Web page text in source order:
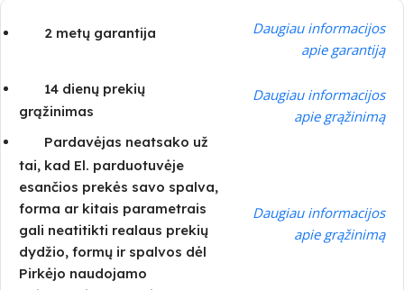
2 metų garantija
Daugiau informacijos
apie garantiją
14 dienų prekių
grąžinimas
Daugiau informacijos
apie grąžinimą
Pardavėjas neatsako už
tai, kad El. parduotuvėje
esančios prekės savo spalva,
forma ar kitais parametrais
gali neatitikti realaus prekių
dydžio, formų ir spalvos dėl
Pirkėjo naudojamo
Daugiau informacijos
apie grąžinimą